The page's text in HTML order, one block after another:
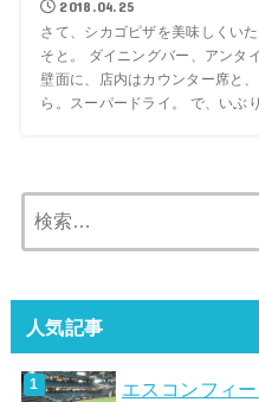
2018.04.25
さて、シカゴピザを美味しくい
そと。 ダイニングバー、アンタ
壁面に、店内はカウンター席と
ら。スーパードライ。 で、いぶり
人気記事
エスコンフィ